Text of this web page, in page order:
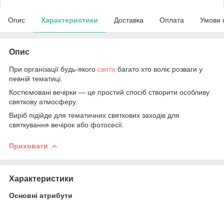
Опис Характеристики Доставка Оплата Умови
Опис
При організації будь-якого свята багато хто воліє розваги у
певній тематиці.
Костюмовані вечірки — це простий спосіб створити особливу
святкову атмосферу.
Виріб підійде для тематичних святкових заходів для
святкування вечірок або фотосесії.
Приховати
Характеристики
Основні атрибути